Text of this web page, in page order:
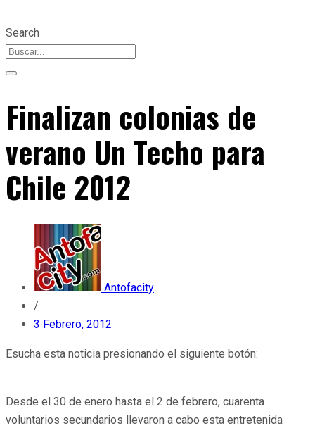
Search
Finalizan colonias de
verano Un Techo para
Chile 2012
Antofacity
/
3 Febrero, 2012
Esucha esta noticia presionando el siguiente botón:
Desde el 30 de enero hasta el 2 de febrero, cuarenta
voluntarios secundarios llevaron a cabo esta entretenida